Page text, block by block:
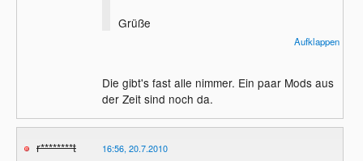
Grüße
Aufklappen
Die gibt's fast alle nimmer. Ein paar Mods aus
der Zeit sind noch da.
r********t 16:56, 20.7.2010